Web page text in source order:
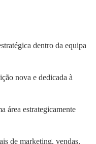
dentro da equipa
nova e dedicada à
área estrategicamente
de marketing, vendas,